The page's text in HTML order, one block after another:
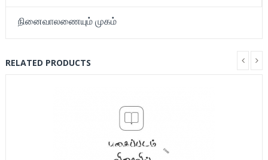
நினைவாலணையும் முகம்
RELATED PRODUCTS